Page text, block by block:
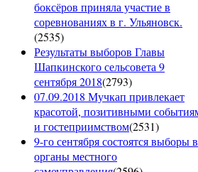
боксёров приняла участие в
соревнованиях в г. Ульяновск.
(2535)
Результаты выборов Главы
Шапкинского сельсовета 9
сентября 2018(2793)
07.09.2018 Мучкап привлекает
красотой, позитивными
и гостеприимством(2531)
9-го сентября состоятся выборы в
органы местного